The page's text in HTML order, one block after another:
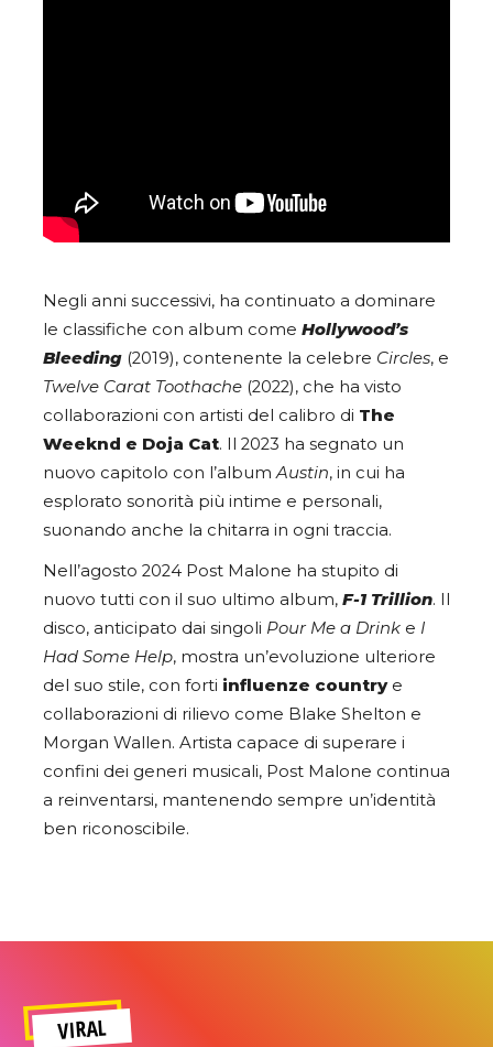
Negli anni successivi, ha continuato a dominare
le classifiche con album come Hollywood’s
Bleeding (2019), contenente la celebre Circles, e
Twelve Carat Toothache (2022), che ha visto
collaborazioni con artisti del calibro di The
Weeknd e Doja Cat. Il 2023 ha segnato un
nuovo capitolo con l’albumAustin, in cui ha
esplorato sonorità più intime e personali,
suonando anche la chitarra in ogni traccia.
Nell’agosto 2024 Post Malone ha stupito di
nuovo tutti con il suo ultimo album, F-1 Trillion. Il
disco, anticipato dai singoli Pour Me a Drink e I
Had Some Help, mostra un’evoluzione ulteriore
del suo stile, con forti influenze countrye
collaborazioni di rilievo come Blake Shelton e
Morgan Wallen. Artista capace di superare i
confini dei generi musicali, Post Malone continua
a reinventarsi, mantenendo sempre un’identità
ben riconoscibile.
VIRAL